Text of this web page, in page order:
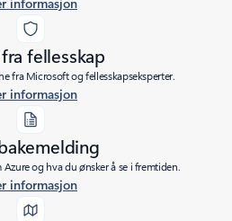
fellesskap
fra Microsoft og fellesskapseksperter.
informasjon
Azure og hva du ønsker å se i fremtiden.
informasjon